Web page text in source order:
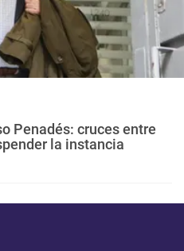
Penadés: cruces entre
la instancia